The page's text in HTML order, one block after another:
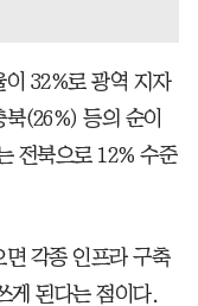
32%로 광역 지자
(26%) 등의 순이
전북으로 12% 수준
각종 인프라 구축
게 된다는 점이다.